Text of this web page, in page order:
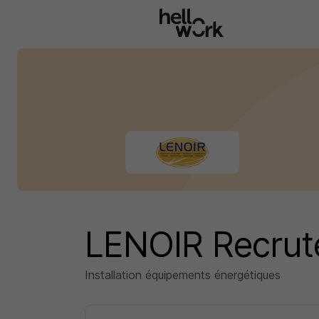
LENOIR
Installation équipements énergétiques